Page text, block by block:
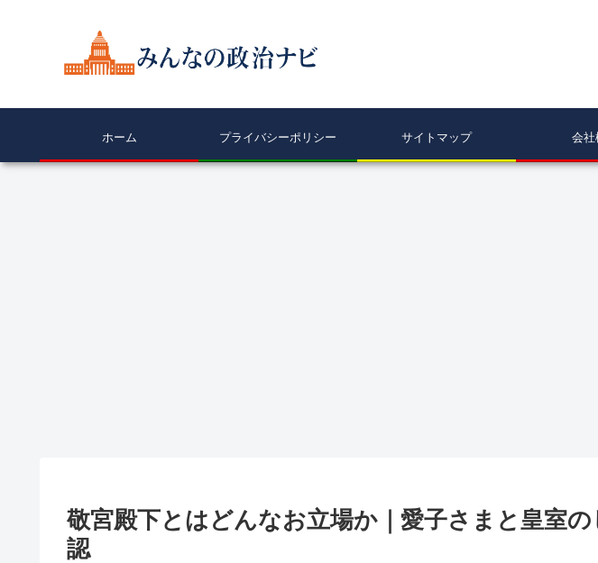
ホーム プライバシーポリシー サイトマップ 会社
敬宮殿下とはどんなお立場か｜愛子さまと皇室
認